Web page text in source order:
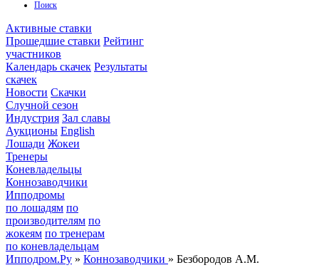
Поиск
Активные ставки
Прошедшие ставки Рейтинг
участников
Календарь скачек Результаты
скачек
Новости Скачки
Случной сезон
Индустрия Зал славы
Аукционы English
Лошади Жокеи
Тренеры
Коневладельцы
Коннозаводчики
Ипподромы
по лошадям по
производителям по
жокеям по тренерам
по коневладельцам
Ипподром.Ру » Коннозаводчики » Безбородов А.М.